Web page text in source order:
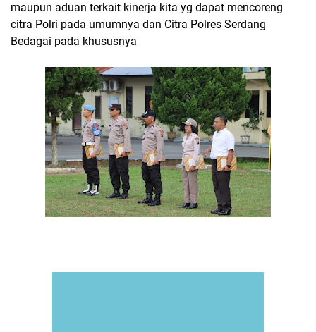
maupun aduan terkait kinerja kita yg dapat mencoreng
citra Polri pada umumnya dan Citra Polres Serdang
Bedagai pada khususnya